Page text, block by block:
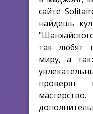
сайте
найдешь
так любят
миру, а
проверят